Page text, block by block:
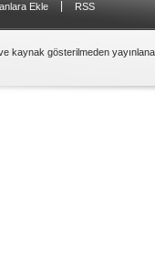
Ekle RSS
kaynak gösterilmeden